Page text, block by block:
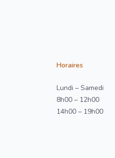
Horaires
Lundi – Samedi
8h00 – 12h00
14h00 – 19h00